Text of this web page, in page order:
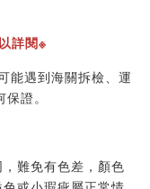
詳閱※
能遇到海關拆檢、運
保證。
難免有色差，顏色